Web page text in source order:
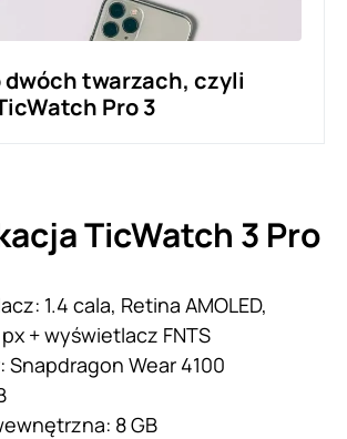
dwóch twarzach, czyli
Pro 3
TicWatch 3 Pro
1.4 cala, Retina AMOLED,
+ wyświetlacz FNTS
Snapdragon Wear 4100
8 GB